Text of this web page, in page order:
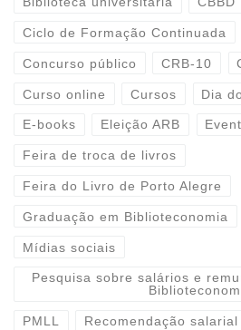
Ciclo de Formação Continuada
Concurso público CRB-10
Curso online Cursos Dia
E-books Eleição ARB
Feira de troca de livros
Feira do Livro de Porto Alegre
Graduação em Biblioteconomia
Mídias sociais
Pesquisa sobre salários e
PMLL Recomendação salarial